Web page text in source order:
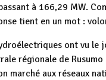
à 166,29 MW.
tient en un mot :
ont vu le
régionale de Rusumo
aux réseaux